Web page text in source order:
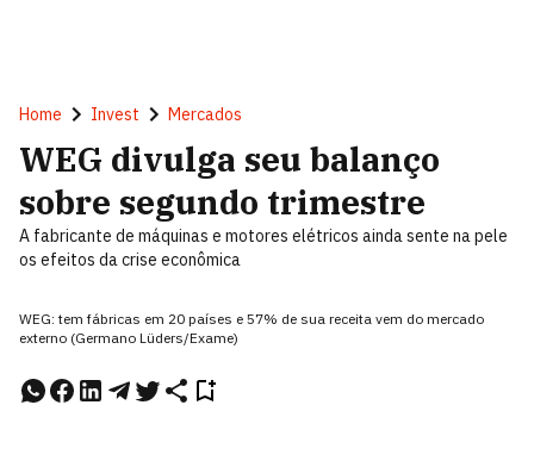
Home Invest Mercados
WEG divulga seu balanço
sobre segundo trimestre
A fabricante de máquinas e motores elétricos ainda sente na pele
os efeitos da crise econômica
WEG: tem fábricas em 20 países e 57% de sua receita vem do mercado
externo (Germano Lüders/Exame)